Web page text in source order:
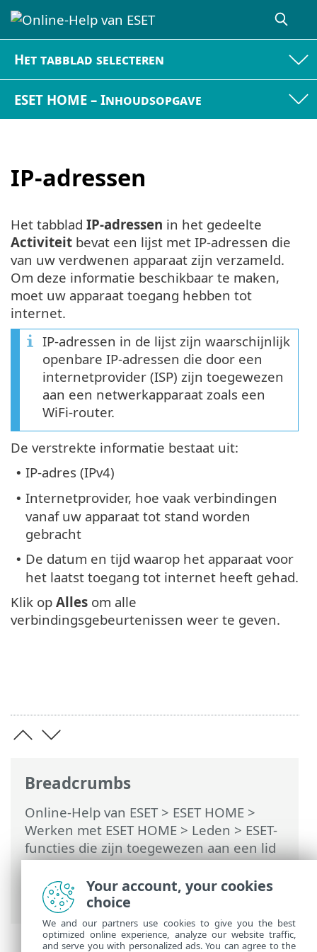
Het tabblad selecteren
ESET HOME – Inhoudsopgave
IP-adressen
Breadcrumbs
Online-Help van ESET> ESET HOME >
Werken met ESET HOME > Leden > ESET-
functies die zijn toegewezen aan een lid
>Anti-Diefstal>Apparaten die worden
beveiligd met Anti-Diefstal>Activiteit>
IP-adressen
Het tabblad IP-adressen in het gedeelte
Activiteit bevat een lijst met IP-adressen die
van uw verdwenen apparaat zijn verzameld.
Om deze informatie beschikbaar te maken,
moet uw apparaat toegang hebben tot
internet.
IP-adressen in de lijst zijn waarschijnlijk
openbare IP-adressen die door een
internetprovider (ISP) zijn toegewezen
aan een netwerkapparaat zoals een
WiFi-router.
De verstrekte informatie bestaat uit:
• IP-adres (IPv4)
• Internetprovider, hoe vaak verbindingen
vanaf uw apparaat tot stand worden
gebracht
• De datum en tijd waarop het apparaat voor
het laatst toegang tot internet heeft gehad.
Klik op Alles om alle
verbindingsgebeurtenissen weer te geven.
Your account, your cookies
choice
We and our partners use cookies to give you the best
optimized online experience, analyze our website traffic,
and serve you with personalized ads. You can agree to the